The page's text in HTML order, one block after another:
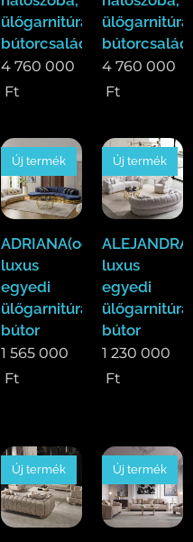
ülőgarnitúra,étkező
bútorcsalád!
4 760 000
Ft
bútorcsalád!
4 760 000
Ft
ADRIANA(ode)
luxus
egyedi
ülőgarnitúra
bútor
Új termék
1 565 000
Ft
luxus
egyedi
ülőgarnitúra
bútor
Új termék
1 230 000
Ft
Új termék Új termék